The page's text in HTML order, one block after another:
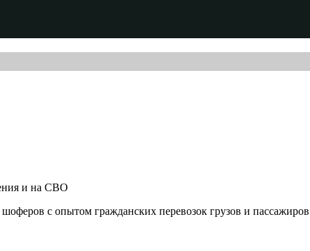
и на СВО
с опытом гражданских перевозок грузов и